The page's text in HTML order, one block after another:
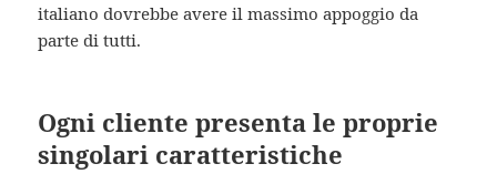
italiano dovrebbe avere il massimo appoggio da
parte di tutti.
Ogni cliente presenta le proprie
singolari caratteristiche